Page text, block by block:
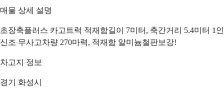
매물 상세 설명
초장축플러스 카고트럭 적재함길이 7미터, 축간거리 5.4미터 1인
신조 무사고차량 270마력, 적재함 알미늄철판보강!
차고지 정보
경기 화성시